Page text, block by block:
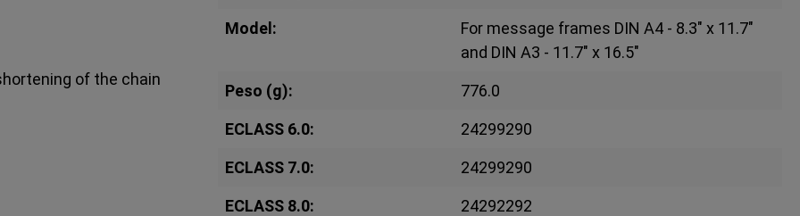
of the chain
Model:
For message frames DIN A4 - 8.3" x 11.7"
and DIN A3 - 11.7" x 16.5"
Peso (g): 776.0
ECLASS 6.0: 24299290
ECLASS 7.0: 24299290
ECLASS 8.0: 24292292